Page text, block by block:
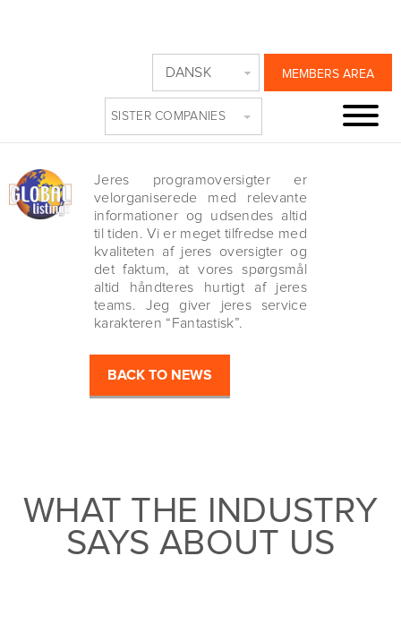
MEMBERS AREA
DANSK
SISTER COMPANIES
MEDIA-PRESS TV,
INTERNATIONAL
Jeres programoversigter er
velorganiserede med relevante
informationer og udsendes altid
til tiden. Vi er meget tilfredse med
kvaliteten af jeres oversigter og
det faktum, at vores spørgsmål
altid håndteres hurtigt af jeres
teams. Jeg giver jeres service
karakteren “Fantastisk”.
BACK TO NEWS
WHAT THE INDUSTRY
SAYS ABOUT US